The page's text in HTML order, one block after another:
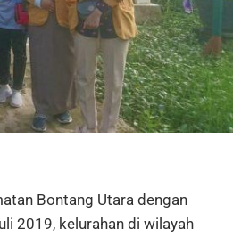
Bontang Utara dengan
2019, kelurahan di wilayah